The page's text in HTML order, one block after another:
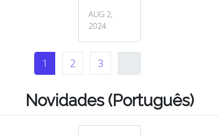
AUG 2,
2024
1 2 3
Novidades (Português)